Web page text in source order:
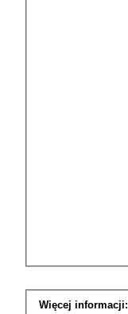
Więcej informacji: